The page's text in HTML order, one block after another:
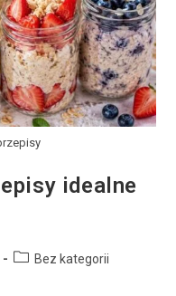
idealne
Bez kategorii